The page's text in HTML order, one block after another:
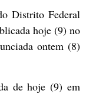
Distrito Federal
hoje (9) no
ontem (8)
de hoje (9) em